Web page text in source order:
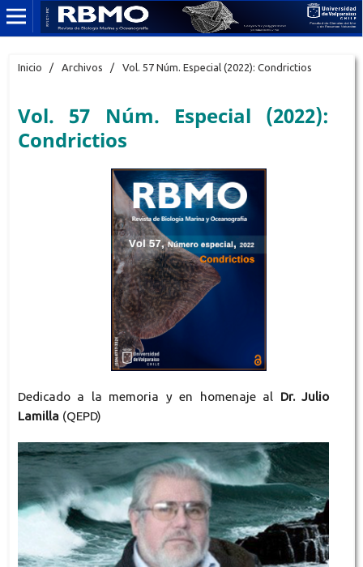
Inicio / Archivos / Vol. 57 Núm. Especial (2022): Condrictios
Vol. 57 Núm. Especial (2022):
Condrictios
Dedicado a la memoria y en homenaje al Dr. Julio
Lamilla (QEPD)